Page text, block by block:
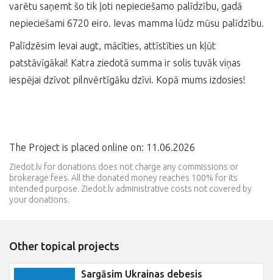
varētu saņemt šo tik ļoti nepieciešamo palīdzību, gadā
nepieciešami 6720 eiro. Ievas mamma lūdz mūsu palīdzību.
Palīdzēsim Ievai augt, mācīties, attīstīties un kļūt
patstāvīgākai! Katra ziedotā summa ir solis tuvāk viņas
iespējai dzīvot pilnvērtīgāku dzīvi. Kopā mums izdosies!
The Project is placed online on: 11.06.2026
Ziedot.lv for donations does not charge any commissions or
brokerage fees. All the donated money reaches 100% for its
intended purpose. Ziedot.lv administrative costs not covered by
your donations.
Other topical projects
Sargāsim Ukrainas debesis